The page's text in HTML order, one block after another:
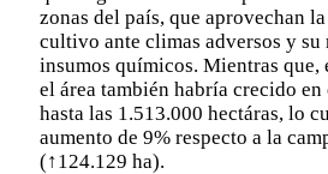
zonas del país, que aprovechan
cultivo ante climas adversos y su
insumos químicos. Mientras que,
el área también habría crecido
hasta las 1.513.000 hectáras, lo
aumento de 9% respecto a la
(↑124.129 ha).